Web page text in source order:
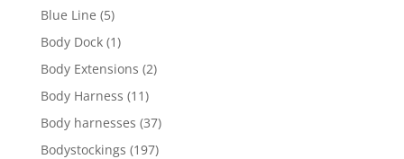
Blue Line (5)
Body Dock (1)
Body Extensions (2)
Body Harness (11)
Body harnesses (37)
Bodystockings (197)